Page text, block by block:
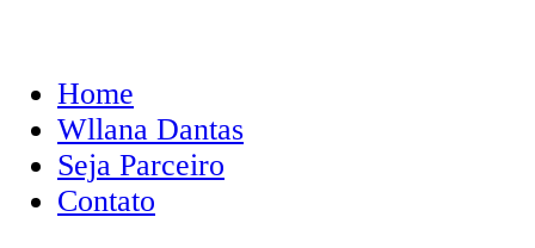
Home
Wllana Dantas
Seja Parceiro
Contato